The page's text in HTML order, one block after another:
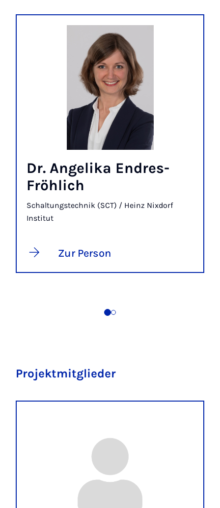
Dr. Angelika Endres-
Fröhlich
Schaltungstechnik (SCT) / Heinz Nixdorf
Institut
Zur Person
Projektmitglieder